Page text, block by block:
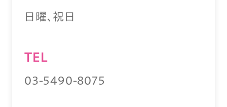
日曜、祝日
TEL
03-5490-8075